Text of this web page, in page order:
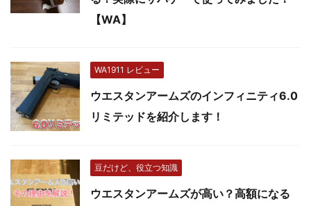
【WA】
WA1911 レビュー
ウエスタンアームズのインフィニティ6.0
リミテッドを紹介します！
豆だけど、役立つ知識
ウエスタンアームズが高い？高額になる